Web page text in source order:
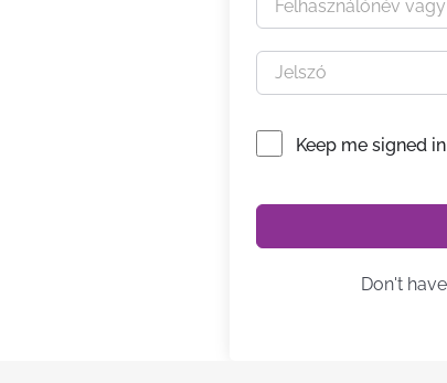
Keep me signed in
Don't